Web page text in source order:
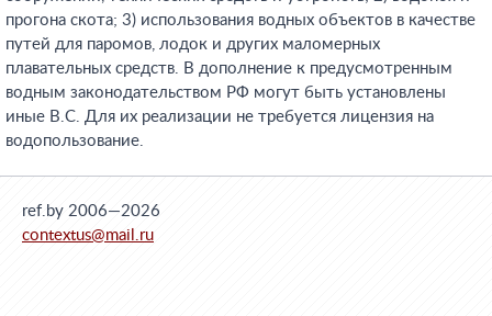
прогона скота; 3) использования водных объектов в качестве
путей для паромов, лодок и других маломерных
плавательных средств. В дополнение к предусмотренным
водным законодательством РФ могут быть установлены
иные B.C. Для их реализации не требуется лицензия на
водопользование.
ref.by 2006—2026
contextus@mail.ru